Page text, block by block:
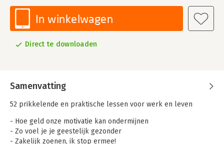
In winkelwagen
Direct te downloaden
Samenvatting
52 prikkelende en praktische lessen voor werk en leven
- Hoe geld onze motivatie kan ondermijnen
- Zo voel je je geestelijk gezonder
- Zakelijk zoenen, ik stop ermee!